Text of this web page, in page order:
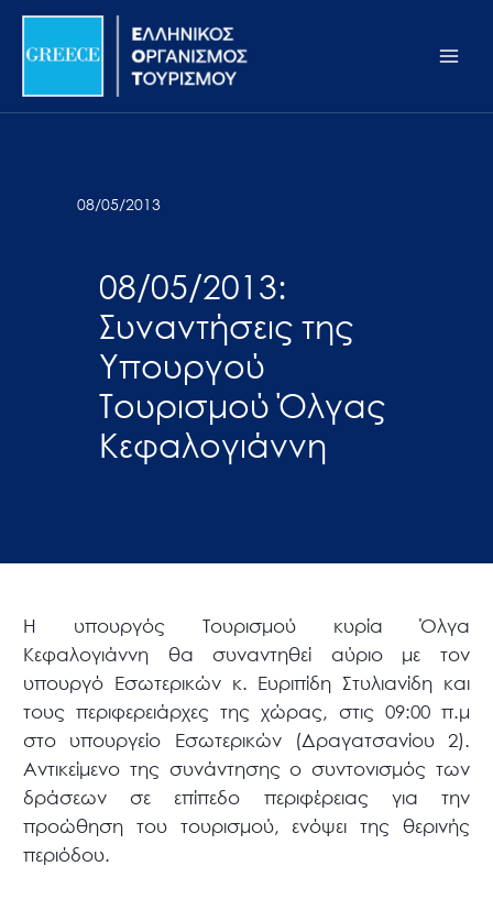
Σημείωση:
ιστότοπος
προσβασιμότητας.
Μετάβαση
περιεχόμενο
08/05/2013
08/05/2013:
Συναντήσεις της
Υπουργού
Τουρισμού Όλγας
Κεφαλογιάννη
Η υπουργός Τουρισμού κυρία Όλγα
Κεφαλογιάννη θα συναντηθεί αύριο με τον
υπουργό Εσωτερικών κ. Ευριπίδη Στυλιανίδη και
τους περιφερειάρχες της χώρας, στις 09:00 π.μ
στο υπουργείο Εσωτερικών (Δραγατσανίου 2).
Αντικείμενο της συνάντησης ο συντονισμός των
δράσεων σε επίπεδο περιφέρειας για την
προώθηση του τουρισμού, ενόψει της θερινής
περιόδου.